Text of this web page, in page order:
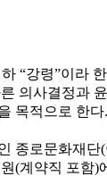
“강령”이라
의사결정과
목적으로 한다.
종로문화재단
(계약직 포함)